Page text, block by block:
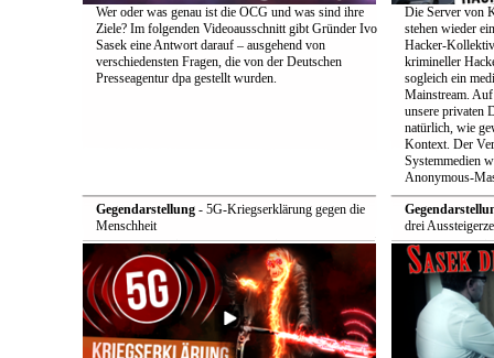
Wer oder was genau ist die OCG und was sind ihre
Ziele? Im folgenden Videoausschnitt gibt Gründer Ivo
Sasek eine Antwort darauf – ausgehend von
verschiedensten Fragen, die von der Deutschen
Presseagentur dpa gestellt wurden.
Die Server von
stehen wieder
Hacker-
krimineller
sogleich ein
Mainstream. Auf
unsere privaten
natürlich, wie
Kontext. Der
Systemmedien
Anonymous-
Gegendarstellung- 5G-Kriegserklärung gegen die
Menschheit
drei